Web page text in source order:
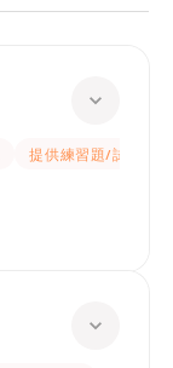
提供練習題/試題